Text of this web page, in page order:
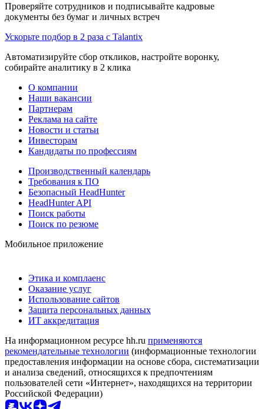
Проверяйте сотрудников и подписывайте кадровые
документы без бумаг и личных встреч
Ускорьте подбор в 2 раза с Talantix
Автоматизируйте сбор откликов, настройте воронку,
собирайте аналитику в 2 клика
О компании
Наши вакансии
Партнерам
Реклама на сайте
Новости и статьи
Инвесторам
Кандидаты по профессиям
Производственный календарь
Требования к ПО
Безопасный HeadHunter
HeadHunter API
Поиск работы
Поиск по резюме
Мобильное приложение
Этика и комплаенс
Оказание услуг
Использование сайтов
Защита персональных данных
ИТ аккредитация
На информационном ресурсе hh.ru применяются
рекомендательные технологии (информационные технологии
предоставления информации на основе сбора, систематизации
и анализа сведений, относящихся к предпочтениям
пользователей сети «Интернет», находящихся на территории
Российской Федерации)